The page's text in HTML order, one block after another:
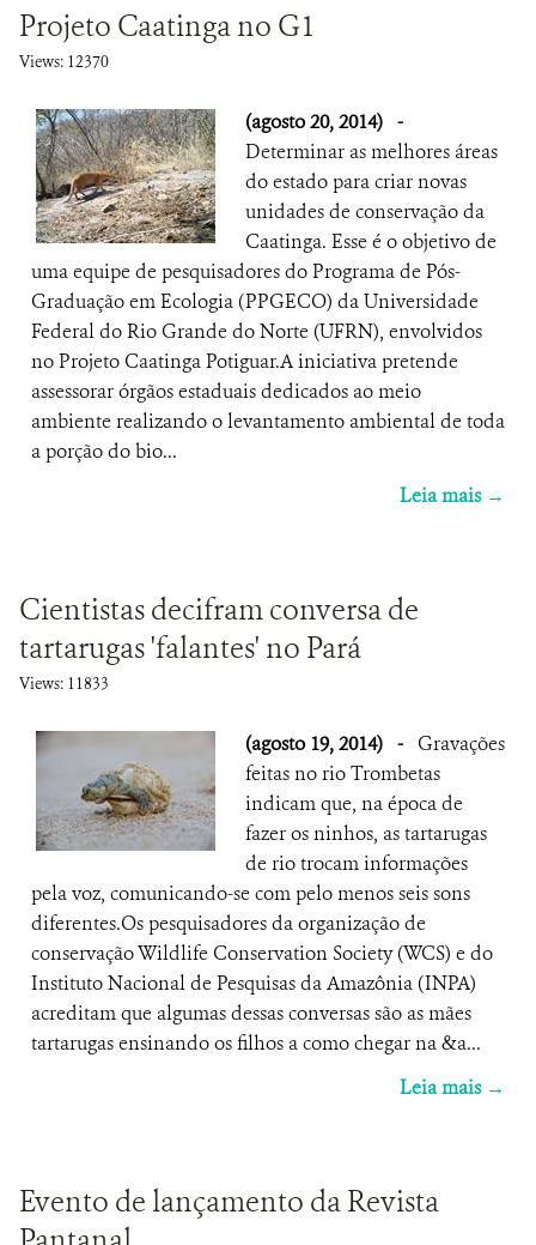
Projeto Caatinga no G1
Views: 12370
(agosto 20, 2014) -
Determinar as melhores áreas
do estado para criar novas
unidades de conservação da
Caatinga. Esse é o objetivo de
uma equipe de pesquisadores do Programa de Pós-
Graduação em Ecologia (PPGECO) da Universidade
Federal do Rio Grande do Norte (UFRN), envolvidos
no Projeto Caatinga Potiguar.A iniciativa pretende
assessorar órgãos estaduais dedicados ao meio
ambiente realizando o levantamento ambiental de toda
a porção do bio...
Leia mais →
Cientistas decifram conversa de
tartarugas 'falantes' no Pará
Views: 11833
(agosto 19, 2014) - Gravações
feitas no rio Trombetas
indicam que, na época de
fazer os ninhos, as tartarugas
de rio trocam informações
pela voz, comunicando-se com pelo menos seis sons
diferentes.Os pesquisadores da organização de
conservação Wildlife Conservation Society (WCS) e do
Instituto Nacional de Pesquisas da Amazônia (INPA)
acreditam que algumas dessas conversas são as mães
tartarugas ensinando os filhos a como chegar na &a...
Leia mais →
Evento de lançamento da Revista